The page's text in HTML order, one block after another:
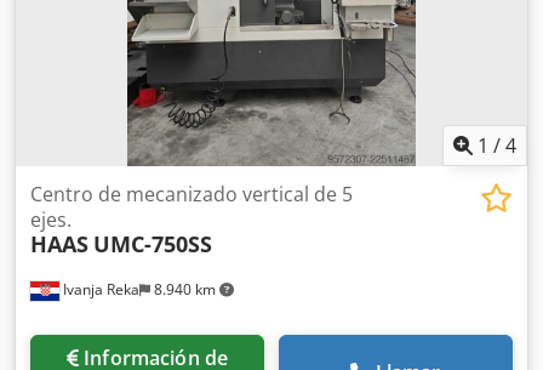
1 /4
Ivanja Reka 8.940 km
Centro de mecanizado vertical de 5
ejes.
HAAS UMC-750SS
Información de